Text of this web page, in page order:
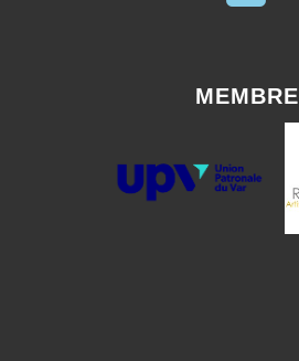
MEMBRE